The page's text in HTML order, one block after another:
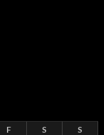
F S
S